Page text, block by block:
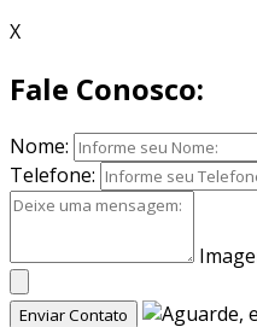
X
Fale Conosco:
Nome:
Telefone:
Enviar Contato